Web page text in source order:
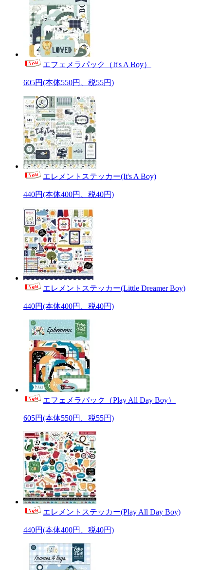
エフェメラパック（It's A Boy）
605円(本体550円、税55円)
エレメントステッカー(It's A Boy)
440円(本体400円、税40円)
エレメントステッカー(Little Dreamer Boy)
440円(本体400円、税40円)
エフェメラパック（Play All Day Boy）
605円(本体550円、税55円)
エレメントステッカー(Play All Day Boy)
440円(本体400円、税40円)